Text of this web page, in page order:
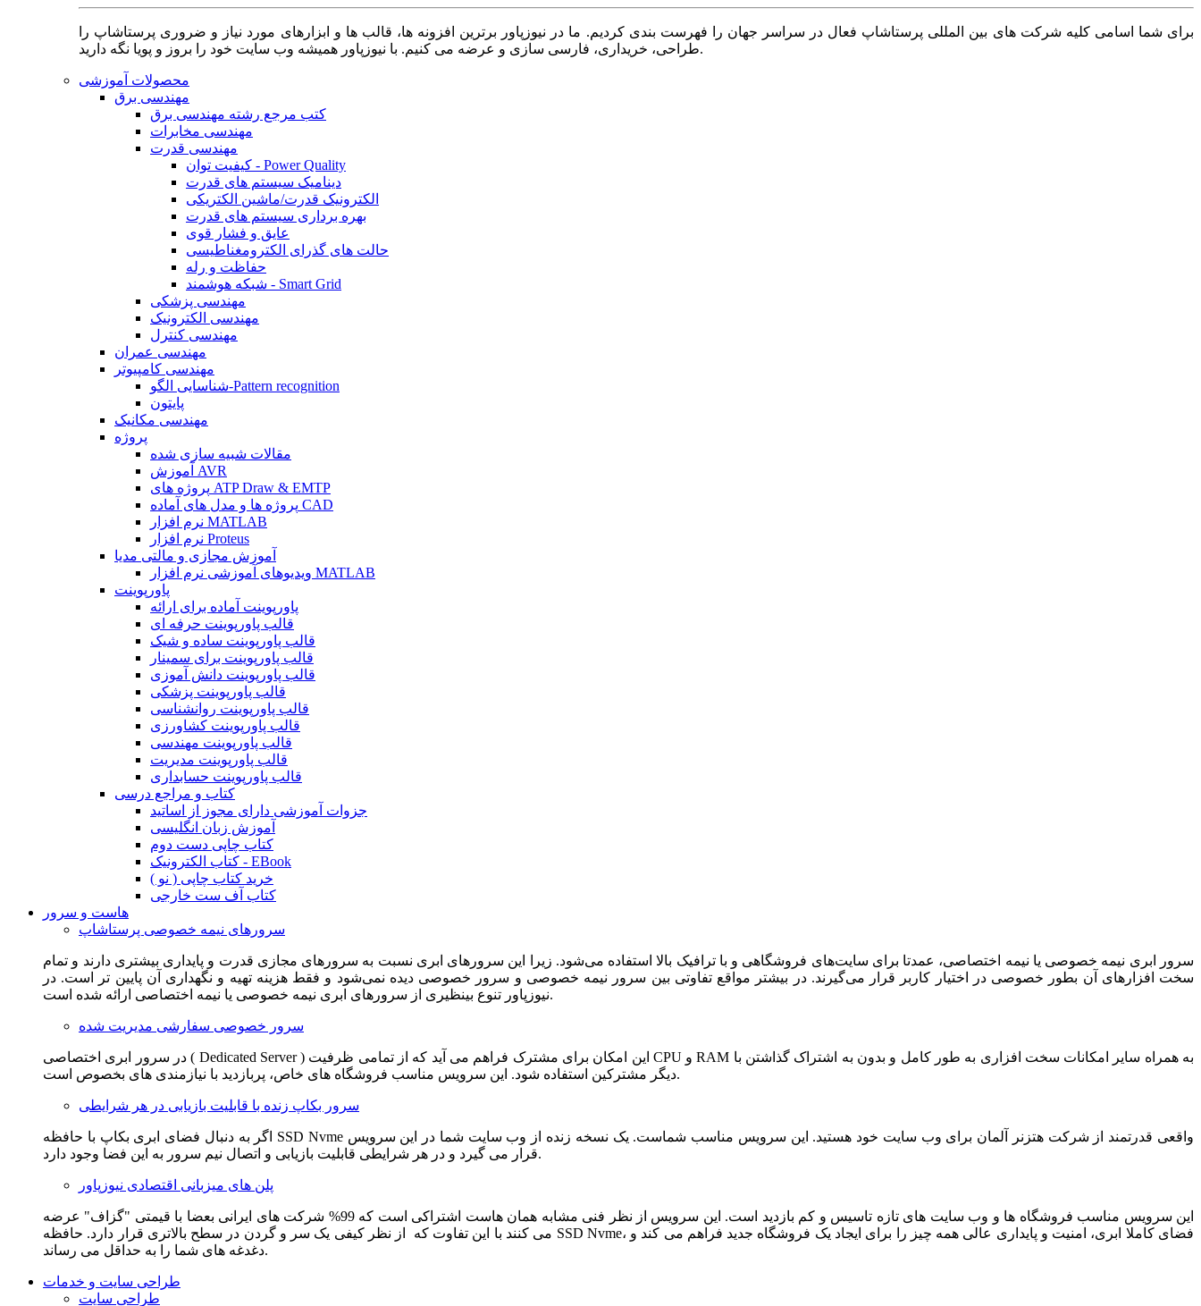
برای شما اسامی کلیه شرکت های بین المللی پرستاشاپ فعال در سراسر جهان را فهرست بندی کردیم. ما در نیوزپاور برترین افزونه ها، قالب ها و ابزارهای مورد نیاز و ضروری پرستاشاپ را
طراحی، خریداری، فارسی سازی و عرضه می کنیم. با نیوزپاور همیشه وب سایت خود را بروز و پویا نگه دارید.
محصولات آموزشی
مهندسی برق
کتب مرجع رشته مهندسی برق
مهندسی مخابرات
مهندسی قدرت
کیفیت توان - Power Quality
دینامیک سیستم های قدرت
الکترونیک قدرت/ماشین الکتریکی
بهره برداری سیستم های قدرت
عایق و فشار قوی
حالت های گذرای الکترومغناطیسی
حفاظت و رله
شبکه هوشمند - Smart Grid
مهندسی پزشکی
مهندسی الکترونیک
مهندسی کنترل
مهندسی عمران
مهندسی کامپیوتر
شناسایی الگو-Pattern recognition
پایتون
مهندسی مکانیک
پروژه
مقالات شبیه سازی شده
آموزش AVR
پروژه های ATP Draw & EMTP
پروژه ها و مدل های آماده CAD
نرم افزار MATLAB
نرم افزار Proteus
آموزش مجازی و مالتی مدیا
ویدیوهای آموزشی نرم افزار MATLAB
پاورپوینت
پاورپوینت آماده برای ارائه
قالب پاورپوینت حرفه ای
قالب پاورپوینت ساده و شیک
قالب پاورپوینت برای سمینار
قالب پاورپوینت دانش آموزی
قالب پاورپوینت پزشکی
قالب پاورپوینت روانشناسی
قالب پاورپوینت کشاورزی
قالب پاورپوینت مهندسی
قالب پاورپوینت مدیریت
قالب پاورپوینت حسابداری
کتاب و مراجع درسی
جزوات آموزشی دارای مجوز از اساتید
آموزش زبان انگلیسی
کتاب چاپی دست دوم
کتاب الکترونیک - EBook
خرید کتاب چاپی ( نو )
کتاب آف ست خارجی
هاست و سرور
سرورهای نیمه خصوصی پرستاشاپ
سرور ابری نیمه خصوصی یا نیمه اختصاصی، عمدتا برای سایت‌های فروشگاهی و با ترافیک بالا استفاده می‌شود. زیرا این سرورهای ابری نسبت به سرورهای مجازی قدرت و پایداری بیشتری دارند و تمام
سخت افزارهای آن بطور خصوصی در اختیار کاربر قرار می‌گیرند. در بیشتر مواقع تفاوتی بین سرور نیمه خصوصی و سرور خصوصی دیده نمی‌شود و فقط هزینه تهیه و نگهداری آن پایین تر است. در
نیوزپاور تنوع بینظیری از سرورهای ابری نیمه خصوصی یا نیمه اختصاصی ارائه شده است.
سرور خصوصی سفارشی مدیریت شده
در سرور ابری اختصاصی ( Dedicated Server ) این امکان برای مشترک فراهم می آید که از تمامی ظرفیت CPU و RAM به همراه سایر امکانات سخت افزاری به طور کامل و بدون به اشتراک گذاشتن با
دیگر مشترکین استفاده شود. این سرویس مناسب فروشگاه های خاص، پربازدید با نیازمندی های بخصوص است.
سرور بکاپ زنده با قابلیت بازیابی در هر شرایطی
اگر به دنبال فضای ابری بکاپ با حافظه SSD Nvme واقعی قدرتمند از شرکت هتزنر آلمان برای وب سایت خود هستید. این سرویس مناسب شماست. یک نسخه زنده از وب سایت شما در این سرویس
قرار می گیرد و در هر شرایطی قابلیت بازیابی و اتصال نیم سرور به این فضا وجود دارد.
پلن های میزبانی اقتصادی نیوزپاور
این سرویس مناسب فروشگاه ها و وب سایت های تازه تاسیس و کم بازدید است. این سرویس از نظر فنی مشابه همان هاست اشتراکی است که 99% شرکت های ایرانی بعضا با قیمتی "گزاف" عرضه
می کنند با این تفاوت که از نظر کیفی یک سر و گردن در سطح بالاتری قرار دارد. حافظه SSD Nvme، فضای کاملا ابری، امنیت و پایداری عالی همه چیز را برای ایجاد یک فروشگاه جدید فراهم می کند و
دغدغه های شما را به حداقل می رساند.
طراحی سایت و خدمات
طراحی سایت